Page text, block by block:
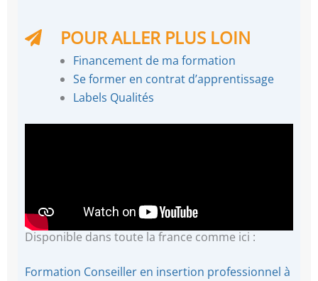
POUR ALLER PLUS LOIN
Financement de ma formation
Se former en contrat d’apprentissage
Labels Qualités
Disponible dans toute la france comme ici :
Formation Conseiller en insertion professionnel à